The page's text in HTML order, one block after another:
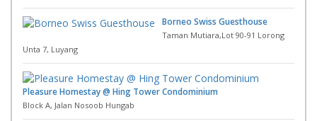
Borneo Swiss Guesthouse
Taman Mutiara,Lot 90-91 Lorong
Unta 7, Luyang
Pleasure Homestay @ Hing Tower Condominium
Block A, Jalan Nosoob Hungab